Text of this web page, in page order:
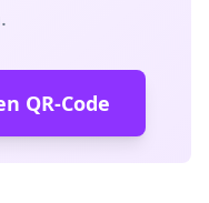
QR-Code